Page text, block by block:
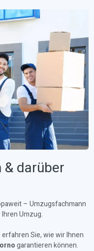
darüber
– Umzugsfachmann
Umzug.
Sie, wie wir Ihnen
garantieren können.